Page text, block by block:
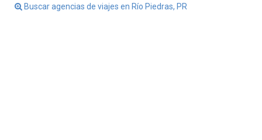
Buscar agencias de viajes en Río Piedras, PR